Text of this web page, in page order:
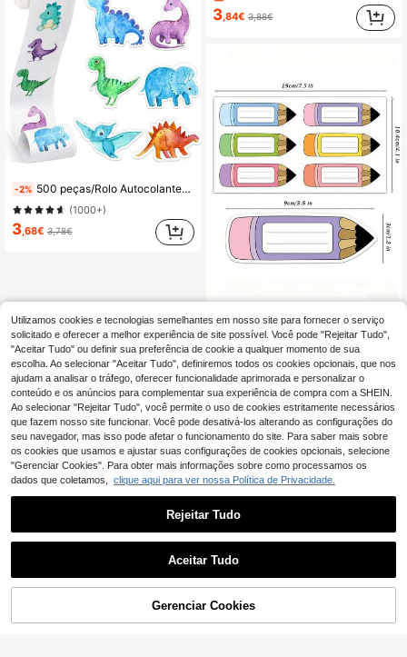
-2% 500 peças/Rolo Autocolantes de Animais Dinossauro Cartoon, Autocolantes de Recompensa, Autocolantes de Papelaria, Etiquetas de Decoração para Presentes, Material Escolar, Volta às Aulas
(1000+)
3,68€ 3,78€
3,84€ 3,88€
3,06€
ADICIONAR AO CARRINHO
Utilizamos cookies e tecnologias semelhantes em nosso site para fornecer o serviço
solicitado e oferecer a melhor experiência de site possível. Você pode "Rejeitar Tudo",
"Aceitar Tudo" ou definir sua preferência de cookie a qualquer momento de sua
escolha. Ao selecionar "Aceitar Tudo", definiremos todos os cookies opcionais, que nos
ajudam a analisar o tráfego, oferecer funcionalidade aprimorada e personalizar o
conteúdo e os anúncios para complementar sua experiência de compra com a SHEIN.
Ao selecionar "Rejeitar Tudo", você permite o uso de cookies estritamente necessários
que fazem nosso site funcionar. Você pode desativá-los alterando as configurações do
seu navegador, mas isso pode afetar o funcionamento do site. Para saber mais sobre
os cookies que usamos e ajustar suas configurações de cookies opcionais, selecione
"Gerenciar Cookies". Para obter mais informações sobre como processamos os
dados que coletamos, clique aqui para ver nossa Política de Privacidade.
Rejeitar Tudo
Aceitar Tudo
Gerenciar Cookies